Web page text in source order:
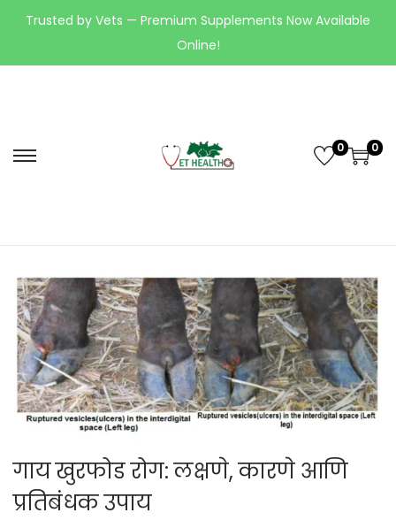
Trusted by Vets — Premium Supplements Now Available
Online!
0 0
गाय खुरफोड रोग: लक्षणे, कारणे आणि
प्रतिबंधक उपाय